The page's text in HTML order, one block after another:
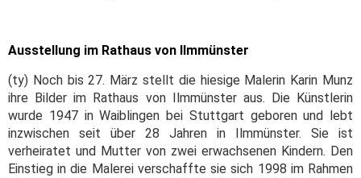
Ausstellung im Rathaus von Ilmmünster
(ty) Noch bis 27. März stellt die hiesige Malerin Karin Munz
ihre Bilder im Rathaus von Ilmmünster aus. Die Künstlerin
wurde 1947 in Waiblingen bei Stuttgart geboren und lebt
inzwischen seit über 28 Jahren in Ilmmünster. Sie ist
verheiratet und Mutter von zwei erwachsenen Kindern. Den
Einstieg in die Malerei verschaffte sie sich 1998 im Rahmen